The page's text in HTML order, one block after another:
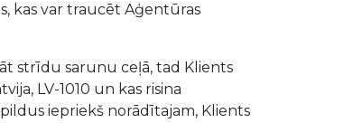
kas var traucēt Aģentūras
strīdu sarunu ceļā, tad Klients
LV-1010 un kas risina
iepriekš norādītajam, Klients